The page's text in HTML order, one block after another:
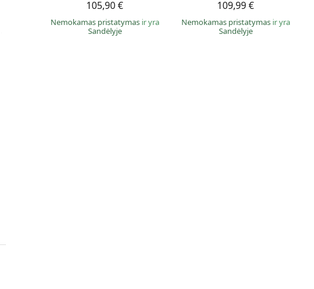
105,90 €
Nemokamas pristatymas ir yra
Sandėlyje
109,99 €
Nemokamas pristatymas ir yra
Sandėlyje